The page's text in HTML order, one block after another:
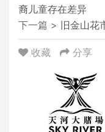
裔儿童存在差异
下一篇 > 旧金山花
收藏 分享